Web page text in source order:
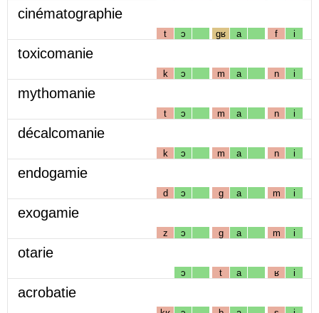
cinématographie
t ɔ gʁ a f i
toxicomanie
k ɔ m a n i
mythomanie
t ɔ m a n i
décalcomanie
k ɔ m a n i
endogamie
d ɔ g a m i
exogamie
z ɔ g a m i
otarie
ɔ t a ʁ i
acrobatie